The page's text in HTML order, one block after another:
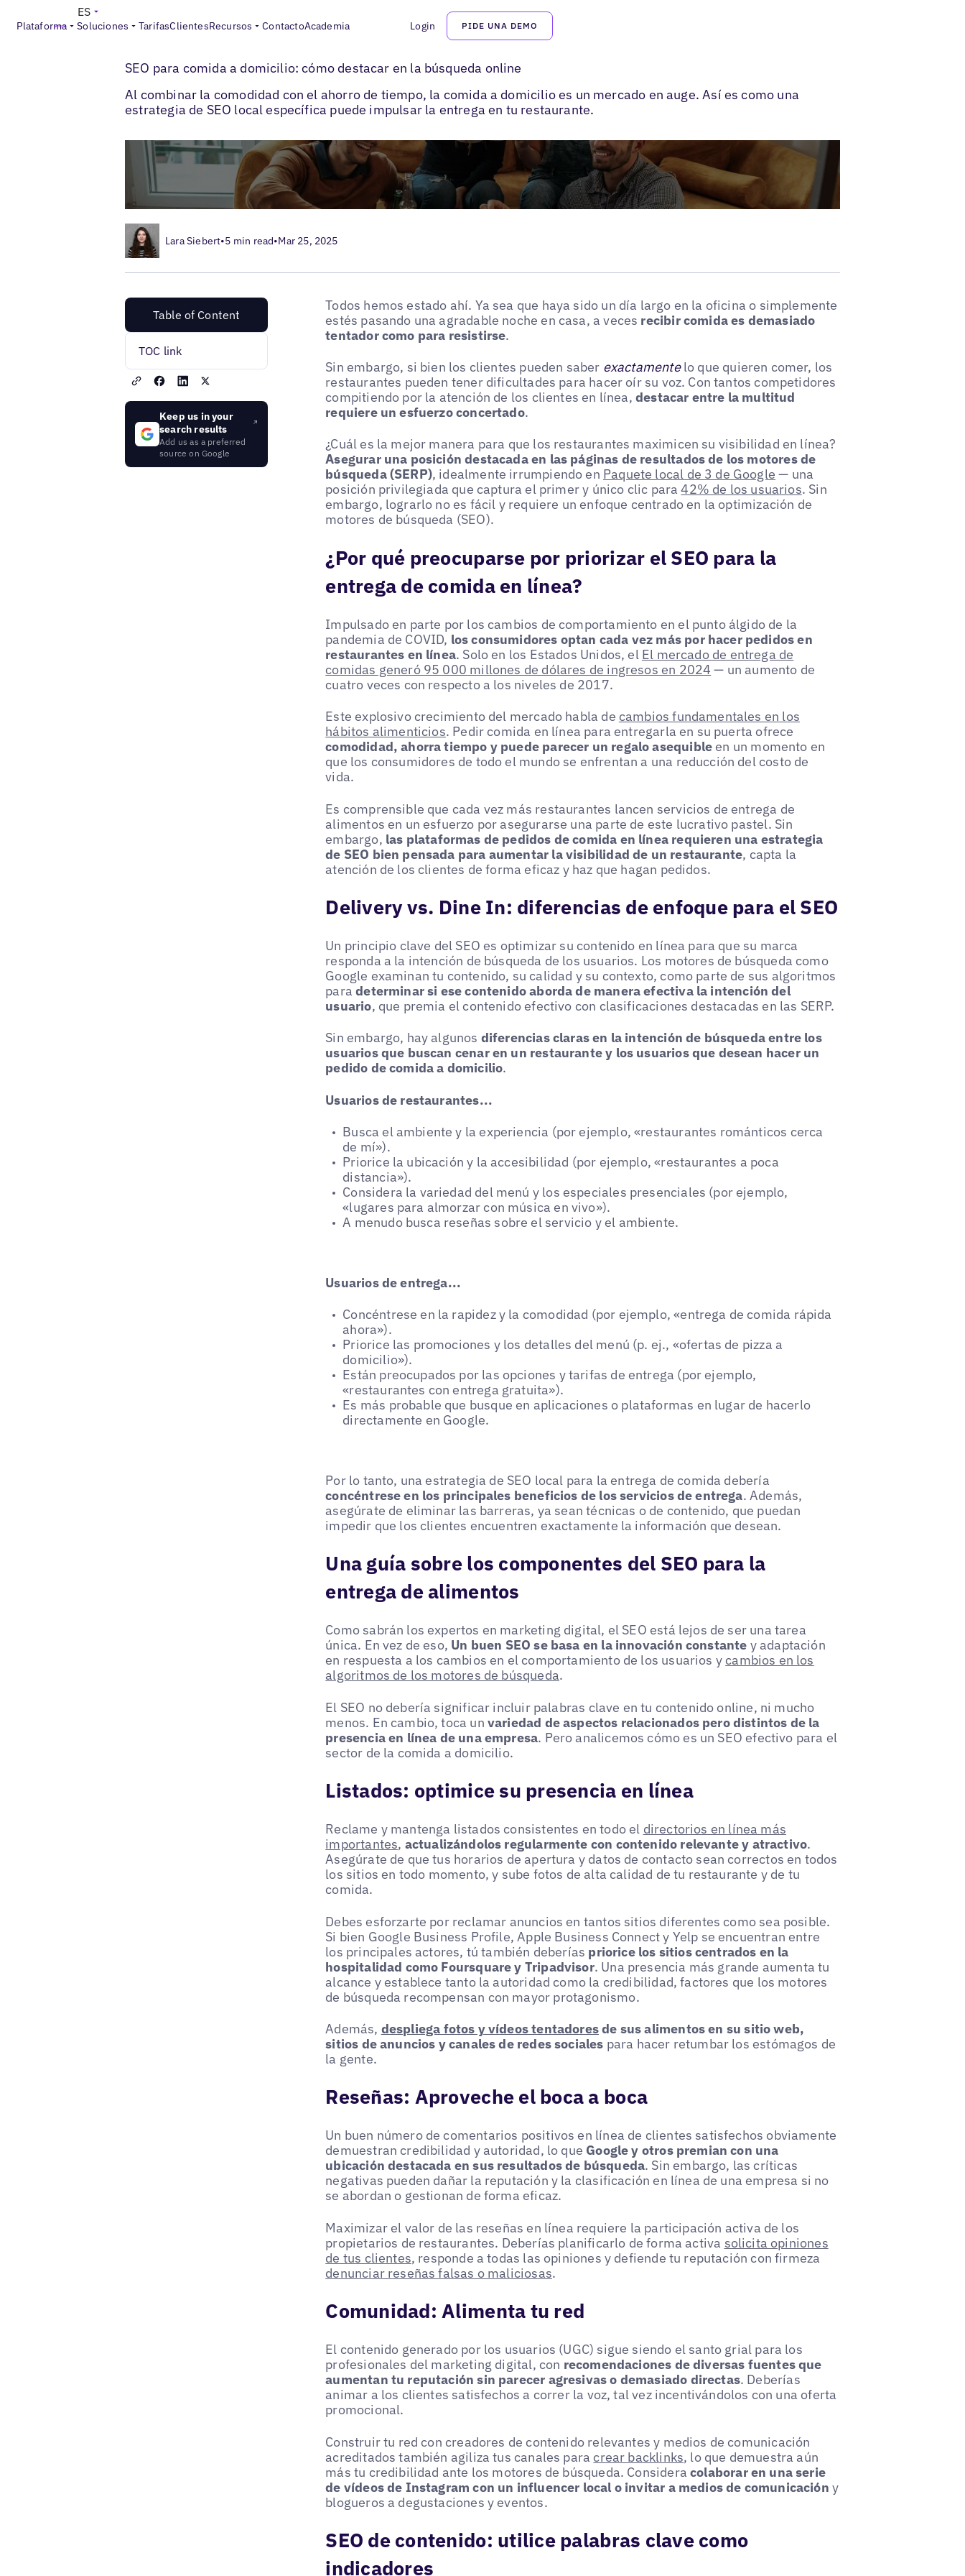
Plataforma Soluciones TarifasClientesRecursos ContactoAcademia Login PIDE UNA DEMO
ES
Blogs > SEO local>
SEO para comida a domicilio: cómo destacar en la búsqueda online
Al combinar la comodidad con el ahorro de tiempo, la comida a domicilio es un mercado en auge. Así es como una
estrategia de SEO local específica puede impulsar la entrega en tu restaurante.
Lara Siebert•5 min read•Mar 25, 2025
Table of Content
TOC link
Keep us in your
search results
Add us as a preferred
source on Google
Todos hemos estado ahí. Ya sea que haya sido un día largo en la oficina o simplemente
estés pasando una agradable noche en casa, a veces recibir comida es demasiado
tentador como para resistirse.
Sin embargo, si bien los clientes pueden saber exactamentelo que quieren comer, los
restaurantes pueden tener dificultades para hacer oír su voz. Con tantos competidores
compitiendo por la atención de los clientes en línea, destacar entre la multitud
requiere un esfuerzo concertado.
¿Cuál es la mejor manera para que los restaurantes maximicen su visibilidad en línea?
Asegurar una posición destacada en las páginas de resultados de los motores de
búsqueda (SERP), idealmente irrumpiendo en Paquete local de 3 de Google — una
posición privilegiada que captura el primer y único clic para42% de los usuarios. Sin
embargo, lograrlo no es fácil y requiere un enfoque centrado en la optimización de
motores de búsqueda (SEO).
¿Por qué preocuparse por priorizar el SEO para la
entrega de comida en línea?
Impulsado en parte por los cambios de comportamiento en el punto álgido de la
pandemia de COVID, los consumidores optan cada vez más por hacer pedidos en
restaurantes en línea. Solo en los Estados Unidos, el El mercado de entrega de
comidas generó 95 000 millones de dólares de ingresos en 2024 — un aumento de
cuatro veces con respecto a los niveles de 2017.
Este explosivo crecimiento del mercado habla de cambios fundamentales en los
hábitos alimenticios. Pedir comida en línea para entregarla en su puerta ofrece
comodidad, ahorra tiempo y puede parecer un regalo asequible en un momento en
que los consumidores de todo el mundo se enfrentan a una reducción del costo de
vida.
Es comprensible que cada vez más restaurantes lancen servicios de entrega de
alimentos en un esfuerzo por asegurarse una parte de este lucrativo pastel. Sin
embargo, las plataformas de pedidos de comida en línea requieren una estrategia
de SEO bien pensada para aumentar la visibilidad de un restaurante, capta la
atención de los clientes de forma eficaz y haz que hagan pedidos.
Delivery vs. Dine In: diferencias de enfoque para el SEO
Un principio clave del SEO es optimizar su contenido en línea para que su marca
responda a la intención de búsqueda de los usuarios. Los motores de búsqueda como
Google examinan tu contenido, su calidad y su contexto, como parte de sus algoritmos
para determinar si ese contenido aborda de manera efectiva la intención del
usuario, que premia el contenido efectivo con clasificaciones destacadas en las SERP.
Sin embargo, hay algunos diferencias claras en la intención de búsqueda entre los
usuarios que buscan cenar en un restaurante y los usuarios que desean hacer un
pedido de comida a domicilio.
Usuarios de restaurantes...
Busca el ambiente y la experiencia (por ejemplo, «restaurantes románticos cerca
de mí»).
Priorice la ubicación y la accesibilidad (por ejemplo, «restaurantes a poca
distancia»).
Considera la variedad del menú y los especiales presenciales (por ejemplo,
«lugares para almorzar con música en vivo»).
A menudo busca reseñas sobre el servicio y el ambiente.
Usuarios de entrega...
Concéntrese en la rapidez y la comodidad (por ejemplo, «entrega de comida rápida
ahora»).
Priorice las promociones y los detalles del menú (p. ej., «ofertas de pizza a
domicilio»).
Están preocupados por las opciones y tarifas de entrega (por ejemplo,
«restaurantes con entrega gratuita»).
Es más probable que busque en aplicaciones o plataformas en lugar de hacerlo
directamente en Google.
Por lo tanto, una estrategia de SEO local para la entrega de comida debería
concéntrese en los principales beneficios de los servicios de entrega. Además,
asegúrate de eliminar las barreras, ya sean técnicas o de contenido, que puedan
impedir que los clientes encuentren exactamente la información que desean.
Una guía sobre los componentes del SEO para la
entrega de alimentos
Como sabrán los expertos en marketing digital, el SEO está lejos de ser una tarea
única. En vez de eso, Un buen SEO se basa en la innovación constante y adaptación
en respuesta a los cambios en el comportamiento de los usuarios ycambios en los
algoritmos de los motores de búsqueda.
El SEO no debería significar incluir palabras clave en tu contenido online, ni mucho
menos. En cambio, toca un variedad de aspectos relacionados pero distintos de la
presencia en línea de una empresa. Pero analicemos cómo es un SEO efectivo para el
sector de la comida a domicilio.
Listados: optimice su presencia en línea
Reclame y mantenga listados consistentes en todo el directorios en línea más
importantes, actualizándolos regularmente con contenido relevante y atractivo.
Asegúrate de que tus horarios de apertura y datos de contacto sean correctos en todos
los sitios en todo momento, y sube fotos de alta calidad de tu restaurante y de tu
comida.
Debes esforzarte por reclamar anuncios en tantos sitios diferentes como sea posible.
Si bien Google Business Profile, Apple Business Connect y Yelp se encuentran entre
los principales actores, tú también deberías priorice los sitios centrados en la
hospitalidad como Foursquare y Tripadvisor. Una presencia más grande aumenta tu
alcance y establece tanto la autoridad como la credibilidad, factores que los motores
de búsqueda recompensan con mayor protagonismo.
Además, despliega fotos y vídeos tentadoresde sus alimentos en su sitio web,
sitios de anuncios y canales de redes sociales para hacer retumbar los estómagos de
la gente.
Reseñas: Aproveche el boca a boca
Un buen número de comentarios positivos en línea de clientes satisfechos obviamente
demuestran credibilidad y autoridad, lo que Google y otros premian con una
ubicación destacada en sus resultados de búsqueda. Sin embargo, las críticas
negativas pueden dañar la reputación y la clasificación en línea de una empresa si no
se abordan o gestionan de forma eficaz.
Maximizar el valor de las reseñas en línea requiere la participación activa de los
propietarios de restaurantes. Deberías planificarlo de forma activa solicita opiniones
de tus clientes, responde a todas las opiniones y defiende tu reputación con firmeza
denunciar reseñas falsas o maliciosas.
Comunidad: Alimenta tu red
El contenido generado por los usuarios (UGC) sigue siendo el santo grial para los
profesionales del marketing digital, con recomendaciones de diversas fuentes que
aumentan tu reputación sin parecer agresivas o demasiado directas. Deberías
animar a los clientes satisfechos a correr la voz, tal vez incentivándolos con una oferta
promocional.
Construir tu red con creadores de contenido relevantes y medios de comunicación
acreditados también agiliza tus canales paracrear backlinks, lo que demuestra aún
más tu credibilidad ante los motores de búsqueda. Consideracolaborar en una serie
de vídeos de Instagram con un influencer local o invitar a medios de comunicación y
blogueros a degustaciones y eventos.
SEO de contenido: utilice palabras clave como
indicadores